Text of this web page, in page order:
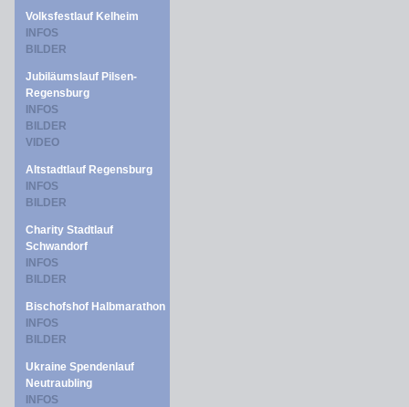
Volksfestlauf Kelheim
INFOS
BILDER
Jubiläumslauf Pilsen-
Regensburg
INFOS
BILDER
VIDEO
Altstadtlauf Regensburg
INFOS
BILDER
Charity Stadtlauf
Schwandorf
INFOS
BILDER
Bischofshof Halbmarathon
INFOS
BILDER
Ukraine Spendenlauf
Neutraubling
INFOS